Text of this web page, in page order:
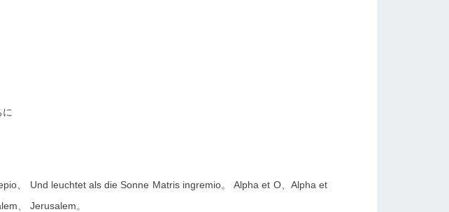
、 Und leuchtet als die Sonne Matris ingremio。
Alpha et O、Alpha et
、 Jerusalem。